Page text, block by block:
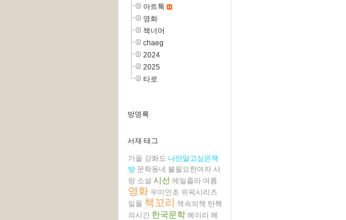
아트톡
영화
책너머
chaeg
2024
2025
타로
방명록
서재 태그
가을 강화도 나만알고싶은책
방 문학동네 불필요한여자 사
랑 소설 시선 에밀졸라 여름
영화 우미인초 위픽시리즈
일몰 책꼬리 책속의책 탄핵
의시간 한국문학 헤이리 헤